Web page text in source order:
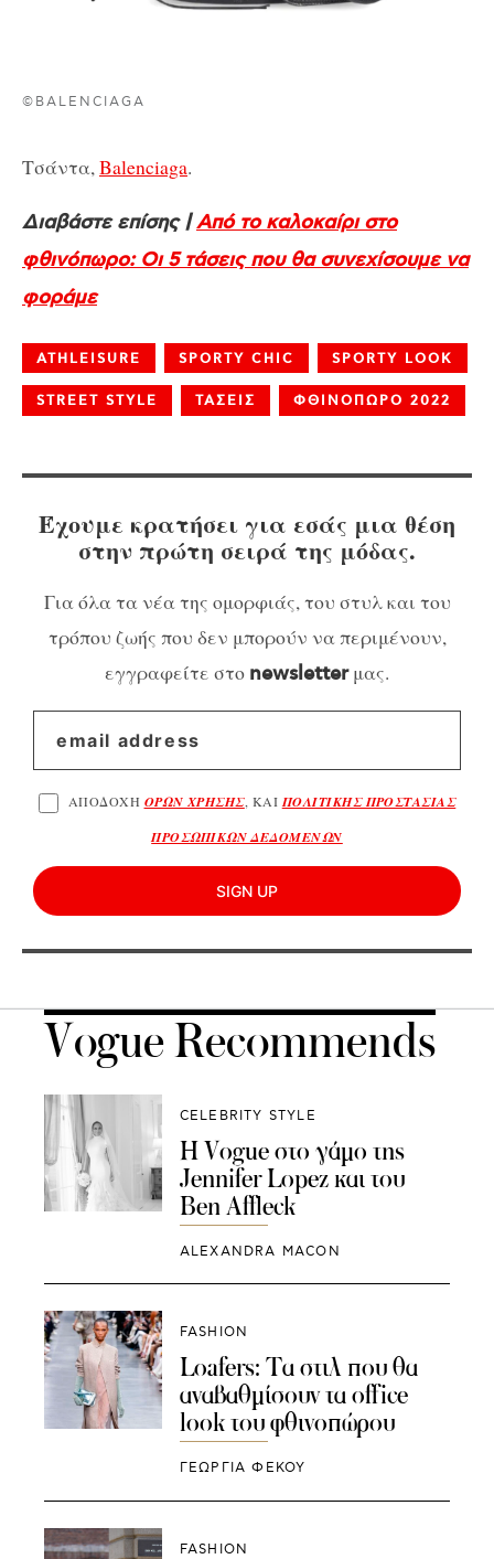
©BALENCIAGA
Τσάντα, Balenciaga.
Διαβάστε επίσης |Από το καλοκαίρι στο
φθινόπωρο: Οι 5 τάσεις που θα συνεχίσουμε να
φοράμε
ATHLEISURE SPORTY CHIC SPORTY LOOK
STREET STYLE ΤΑΣΕΙΣ ΦΘΙΝΟΠΩΡΟ 2022
Έχουμε κρατήσει για εσάς μια θέση
στην πρώτη σειρά της μόδας.
Για όλα τα νέα της ομορφιάς, του στυλ και του
τρόπου ζωής που δεν μπορούν να περιμένουν,
εγγραφείτε στο newsletterμας.
ΑΠΟΔΟΧΗ ΟΡΩΝ ΧΡΗΣΗΣ, ΚΑΙ ΠΟΛΙΤΙΚΗΣ ΠΡΟΣΤΑΣΙΑΣ
ΠΡΟΣΩΠΙΚΩΝ ΔΕΔΟΜΕΝΩΝ
SIGN UP
Vogue Recommends
CELEBRITY STYLE
Η Vogue στο γάμο της
Jennifer Lopez και του
Ben Affleck
ALEXANDRA MACON
FASHION
Loafers: Tα στιλ που θα
αναβαθμίσουν τα office
look του φθινοπώρου
ΓΕΩΡΓΙΑ ΦΕΚΟΥ
FASHION